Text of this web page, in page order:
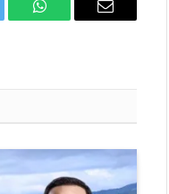
WhatsAppEmail